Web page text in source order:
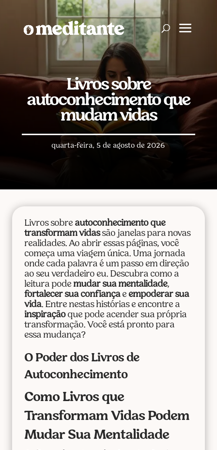
Livros sobre
autoconhecimento que
mudam vidas
quarta-feira, 5 de agosto de 2026
Livros sobre autoconhecimento que
transformam vidassão janelas para novas
realidades. Ao abrir essas páginas, você
começa uma viagem única. Uma jornada
onde cada palavra é um passo em direção
ao seu verdadeiro eu. Descubra como a
leitura pode mudar sua mentalidade,
fortalecer sua confiançae empoderar sua
vida. Entre nestas histórias e encontre a
inspiraçãoque pode acender sua própria
transformação. Você está pronto para
essa mudança?
O Poder dos Livros de
Autoconhecimento
Como Livros que
Transformam Vidas Podem
Mudar Sua Mentalidade